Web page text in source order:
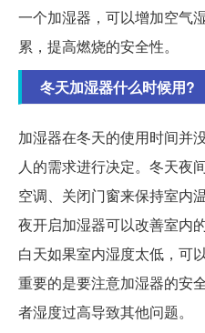
一个加湿器，可以增加空气
累，提高燃烧的安全性。
冬天加湿器什么时候用?
加湿器在冬天的使用时间并
人的需求进行决定。冬天夜
空调、关闭门窗来保持室内
夜开启加湿器可以改善室内
白天如果室内湿度太低，可
重要的是要注意加湿器的安
者湿度过高导致其他问题。